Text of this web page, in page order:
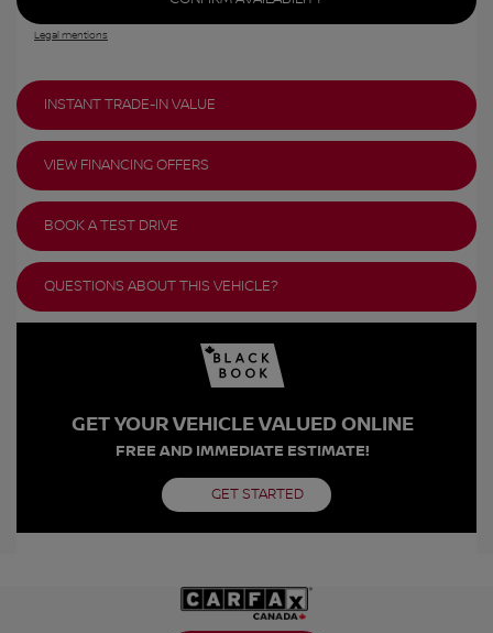
Legal mentions
INSTANT TRADE-IN VALUE
VIEW FINANCING OFFERS
BOOK A TEST DRIVE
QUESTIONS ABOUT THIS VEHICLE?
GET YOUR VEHICLE VALUED ONLINE
FREE AND IMMEDIATE ESTIMATE!
GET STARTED